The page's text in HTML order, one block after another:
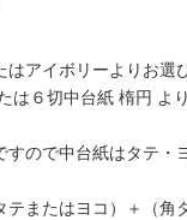
アイボリーよりお選
６切中台紙 楕円 よ
ので中台紙はタテ・
テまたはヨコ）＋（角